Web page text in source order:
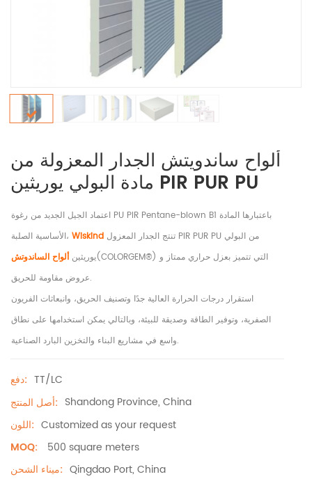
ألواح ساندويتش الجدار المعزولة من
مادة البولي يوريثين PIR PUR PU
اعتماد الجيل الجديد من رغوة PU PIR Pentane-blown B1 باعتبارها المادة
الأساسية الصلبة، Wiskindتنتج الجدار المعزول PIR PUR PU من البولي
يوريثينألواح الساندوتش
(COLORGEM®) التي تتميز بعزل حراري ممتاز و
عروض مقاومة للحريق.
استقرار درجات الحرارة العالية جدًا وتصنيف الحريق، وانبعاثات الفريون
الصفرية، وتوفير الطاقة وصديقة للبيئة، وبالتالي يمكن استخدامها على نطاق
واسع في مشاريع البناء والتخزين البارد الصناعية.
دفع: TT/LC
أصل المنتج: Shandong Province, China
اللون: Customized as your request
MOQ:
500 square meters
ميناء الشحن: Qingdao Port, China